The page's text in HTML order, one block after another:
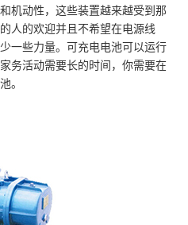
机动性，这些装置越来越受到那
人的欢迎并且不希望在电源线
一些力量。可充电电池可以运行
务活动需要长的时间，你需要在
。